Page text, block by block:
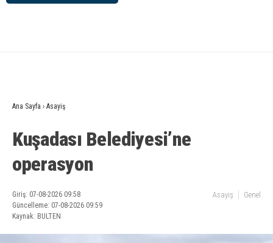
Ana Sayfa › Asayiş
Kuşadası Belediyesi’ne
operasyon
Giriş: 07-08-2026 09:58
Güncelleme: 07-08-2026 09:59
Kaynak: BULTEN
Asayiş Genel